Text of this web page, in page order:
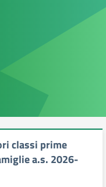
classi prime
a.s. 2026-